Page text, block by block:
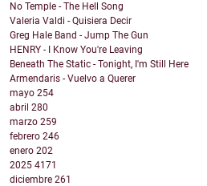
No Temple - The Hell Song
Valeria Valdi - Quisiera Decir
Greg Hale Band - Jump The Gun
HENRY - I Know You're Leaving
Beneath The Static - Tonight, I'm Still Here
Armendaris - Vuelvo a Querer
mayo 254
abril 280
marzo 259
febrero 246
enero 202
2025 4171
diciembre 261